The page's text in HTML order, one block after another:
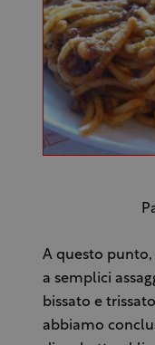
A questo
a semplici
bissato e
abbiamo